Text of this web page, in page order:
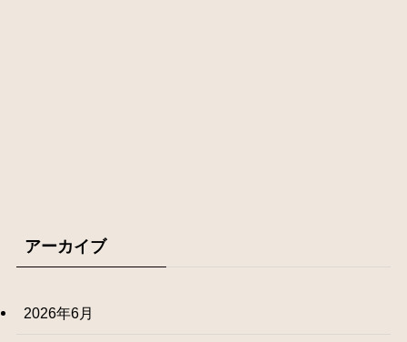
アーカイブ
2026年6月